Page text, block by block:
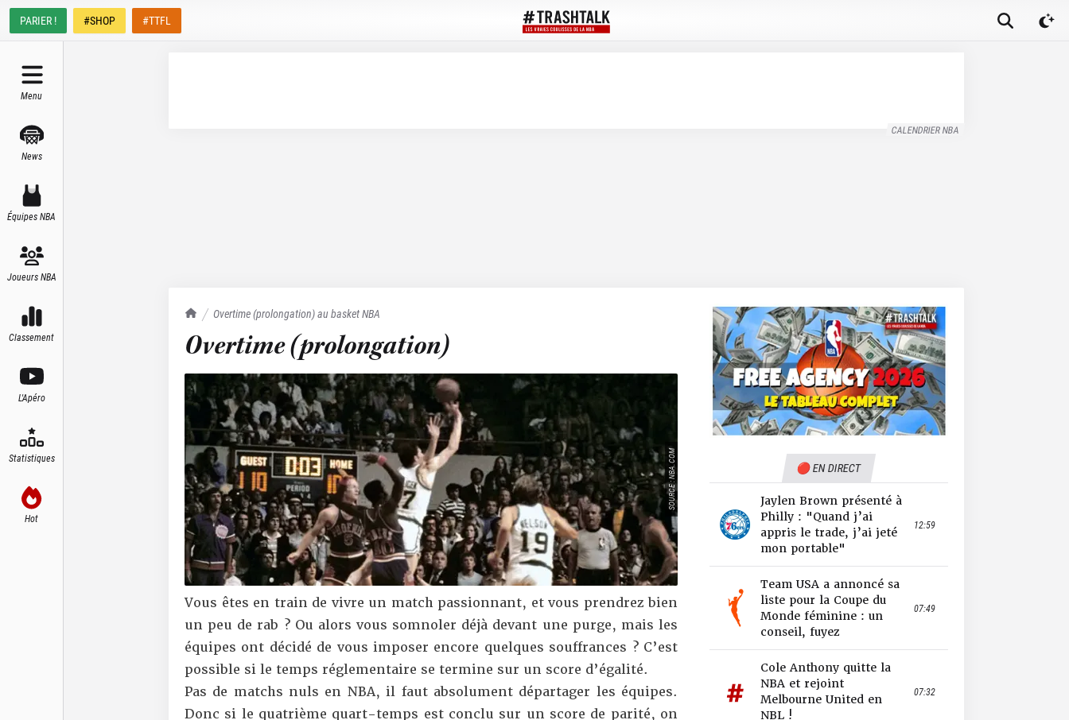
PARIER ! #SHOP #TTFL
Menu
News
Équipes NBA
Joueurs NBA
Classement
L'Apéro
Statistiques
Hot
CALENDRIER NBA
TrashTalk Actu NBA
Overtime (prolongation) au basket NBA
Overtime (prolongation)
SOURCE : NBA.COM
Vous êtes en train de vivre un match passionnant, et vous prendrez bien
un peu de rab ? Ou alors vous somnoler déjà devant une purge, mais les
équipes ont décidé de vous imposer encore quelques souffrances ? C’est
possible si le temps réglementaire se termine sur un score d’égalité.
Pas de matchs nuls en NBA, il faut absolument départager les équipes.
Donc si le quatrième quart-temps est conclu sur un score de parité, on
🔴 EN DIRECT
Jaylen Brown présenté à
Philly : "Quand j’ai
appris le trade, j’ai jeté
mon portable"
12:59
Team USA a annoncé sa
liste pour la Coupe du
Monde féminine : un
conseil, fuyez
07:49
Cole Anthony quitte la
NBA et rejoint
Melbourne United en
NBL !
07:32